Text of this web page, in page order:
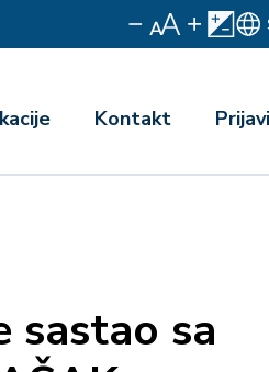
Kontakt
sastao sa